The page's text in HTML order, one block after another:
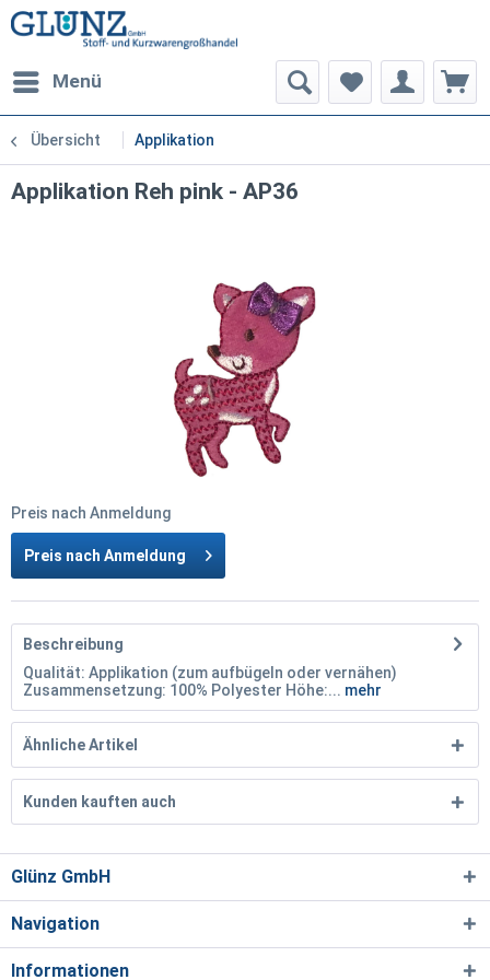
Menü
Übersicht Applikation
Applikation Reh pink - AP36
Preis nach Anmeldung
Preis nach Anmeldung
Beschreibung
Qualität: Applikation (zum aufbügeln oder vernähen)
Zusammensetzung: 100% Polyester Höhe:... mehr
Ähnliche Artikel
Kunden kauften auch
Glünz GmbH
Navigation
Informationen